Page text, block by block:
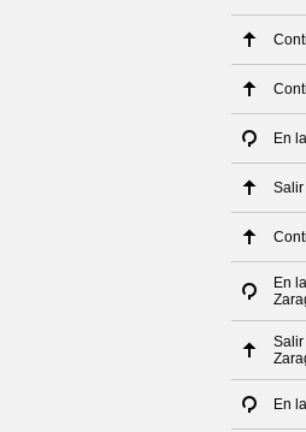
En
Salir
En
Salir
En